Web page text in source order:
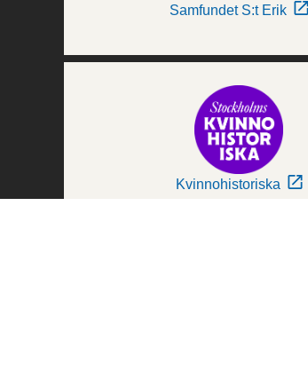
Samfundet S:t Erik
Kvinnohistoriska